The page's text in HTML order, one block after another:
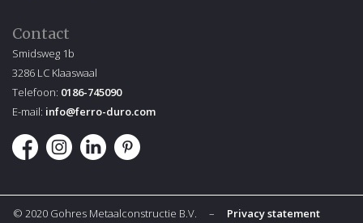
Contact
Smidsweg 1b
3286 LC Klaaswaal
Telefoon: 0186-745090
E-mail: info@ferro-duro.com
© 2020 Gohres Metaalconstructie B.V. – Privacy statement